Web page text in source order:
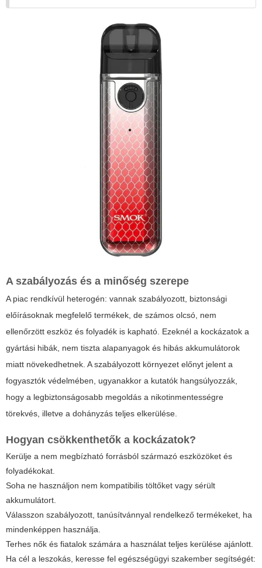
A szabályozás és a minőség szerepe
A piac rendkívül heterogén: vannak szabályozott, biztonsági
előírásoknak megfelelő termékek, de számos olcsó, nem
ellenőrzött eszköz és folyadék is kapható. Ezeknél a kockázatok a
gyártási hibák, nem tiszta alapanyagok és hibás akkumulátorok
miatt növekedhetnek. A szabályozott környezet előnyt jelent a
fogyasztók védelmében, ugyanakkor a kutatók hangsúlyozzák,
hogy a legbiztonságosabb megoldás a nikotinmentességre
törekvés, illetve a dohányzás teljes elkerülése.
Hogyan csökkenthetők a kockázatok?
Kerülje a nem megbízható forrásból származó eszközöket és
folyadékokat.
Soha ne használjon nem kompatibilis töltőket vagy sérült
akkumulátort.
Válasszon szabályozott, tanúsítvánnyal rendelkező termékeket, ha
mindenképpen használja.
Terhes nők és fiatalok számára a használat teljes kerülése ajánlott.
Ha cél a leszokás, keresse fel egészségügyi szakember segítségét: